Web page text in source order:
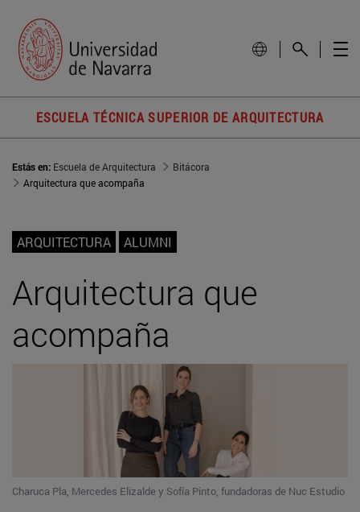
ESCUELA TÉCNICA SUPERIOR DE ARQUITECTURA
Estás en: Escuela de Arquitectura
Bitácora
Arquitectura que acompaña
ARQUITECTURA ALUMNI
Arquitectura que
acompaña
Charuca Pla, Mercedes Elizalde y Sofía Pinto, fundadoras de Nuc Estudio